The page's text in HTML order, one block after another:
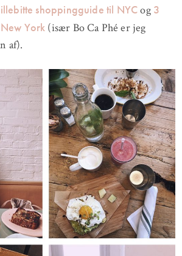
shoppingguide til NYCog 3
York (især Bo Ca Phé er jeg
af).